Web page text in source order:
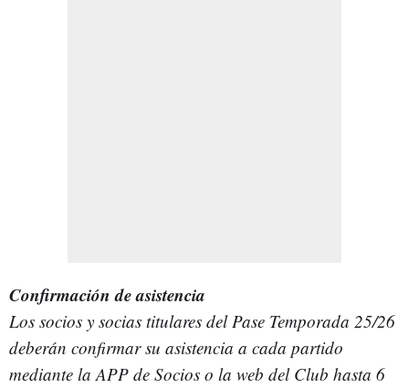
Confirmación de asistencia
Los socios y socias titulares del Pase Temporada 25/26
deberán confirmar su asistencia a cada partido
mediante la APP de Socios o la web del Club hasta 6